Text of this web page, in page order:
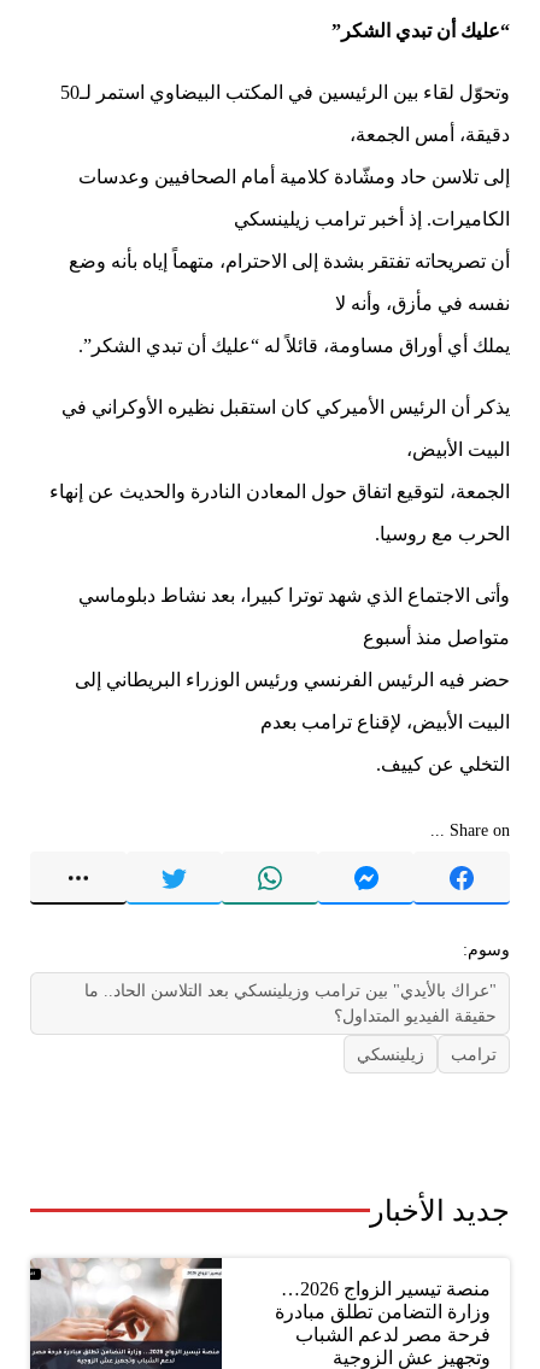
“عليك أن تبدي الشكر”
وتحوّل لقاء بين الرئيسين في المكتب البيضاوي استمر لـ50
دقيقة، أمس الجمعة،
إلى تلاسن حاد ومشّادة كلامية أمام الصحافيين وعدسات
الكاميرات. إذ أخبر ترامب زيلينسكي
أن تصريحاته تفتقر بشدة إلى الاحترام، متهماً إياه بأنه وضع
نفسه في مأزق، وأنه لا
يملك أي أوراق مساومة، قائلاً له “عليك أن تبدي الشكر”.
يذكر أن الرئيس الأميركي كان استقبل نظيره الأوكراني في
البيت الأبيض،
الجمعة، لتوقيع اتفاق حول المعادن النادرة والحديث عن إنهاء
الحرب مع روسيا.
وأتى الاجتماع الذي شهد توترا كبيرا، بعد نشاط دبلوماسي
متواصل منذ أسبوع
حضر فيه الرئيس الفرنسي ورئيس الوزراء البريطاني إلى
البيت الأبيض، لإقناع ترامب بعدم
التخلي عن كييف.
Share on ...
وسوم:
"عراك بالأيدي" بين ترامب وزيلينسكي بعد التلاسن الحاد.. ما
حقيقة الفيديو المتداول؟
ترامب
زيلينسكي
جديد الأخبار
منصة تيسير الزواج 2026…
وزارة التضامن تطلق مبادرة
فرحة مصر لدعم الشباب
وتجهيز عش الزوجية